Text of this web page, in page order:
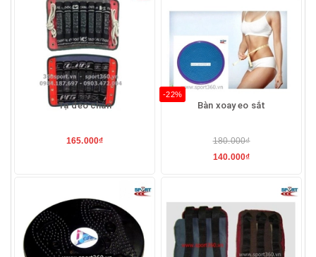
Tạ đeo chân
165.000₫
-22%
Bàn xoay eo sắt
180.000₫
140.000₫